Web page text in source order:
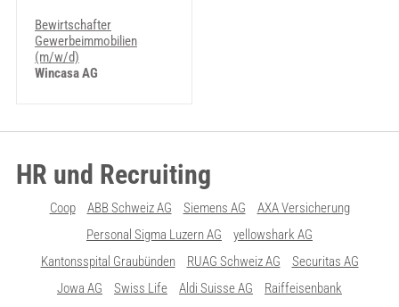
Bewirtschafter
Gewerbeimmobilien
(m/w/d)
Wincasa AG
HR und Recruiting
Coop ABB Schweiz AG Siemens AG
AXA Versicherung
Personal Sigma Luzern AG
yellowshark AG
Kantonsspital Graubünden
RUAG Schweiz AG
Securitas AG
Jowa AG
Swiss Life Aldi Suisse AG Raiffeisenbank